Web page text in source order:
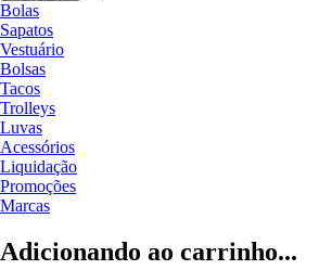
Bolas
Sapatos
Vestuário
Bolsas
Tacos
Trolleys
Luvas
Acessórios
Liquidação
Promoções
Marcas
Adicionando ao carrinho...